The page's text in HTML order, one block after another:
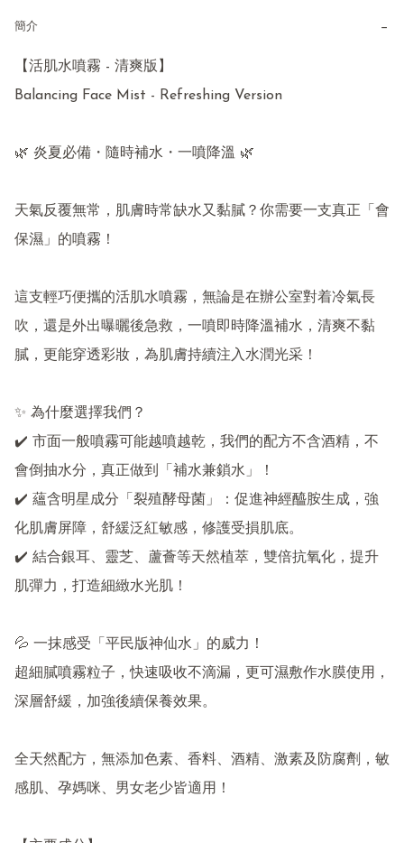
簡介 −
【活肌水噴霧 - 清爽版】
Balancing Face Mist - Refreshing Version
🌿 炎夏必備・隨時補水・一噴降溫 🌿
天氣反覆無常，肌膚時常缺水又黏膩？你需要一支真正「會
保濕」的噴霧！
這支輕巧便攜的活肌水噴霧，無論是在辦公室對着冷氣長
吹，還是外出曝曬後急救，一噴即時降溫補水，清爽不黏
膩，更能穿透彩妝，為肌膚持續注入水潤光采！
✨ 為什麼選擇我們？
✔️ 市面一般噴霧可能越噴越乾，我們的配方不含酒精，不
會倒抽水分，真正做到「補水兼鎖水」！
✔️ 蘊含明星成分「裂殖酵母菌」：促進神經醯胺生成，強
化肌膚屏障，舒緩泛紅敏感，修護受損肌底。
✔️ 結合銀耳、靈芝、蘆薈等天然植萃，雙倍抗氧化，提升
肌彈力，打造細緻水光肌！
💦 一抹感受「平民版神仙水」的威力！
超細膩噴霧粒子，快速吸收不滴漏，更可濕敷作水膜使用，
深層舒緩，加強後續保養效果。
全天然配方，無添加色素、香料、酒精、激素及防腐劑，敏
感肌、孕媽咪、男女老少皆適用！